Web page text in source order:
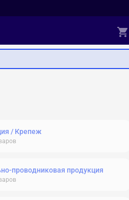
/ Крепеж
проводниковая продукция